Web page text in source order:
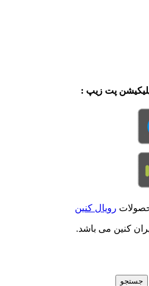
پت زیپ :
رویال کنین
کنین می باشد.
جستجو